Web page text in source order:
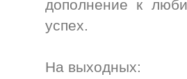
дополнение к
успех.
На выходных: